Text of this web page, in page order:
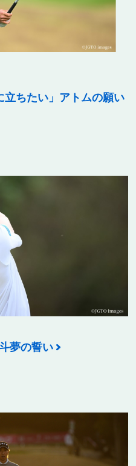
立ちたい」アトムの願い
夢の誓い